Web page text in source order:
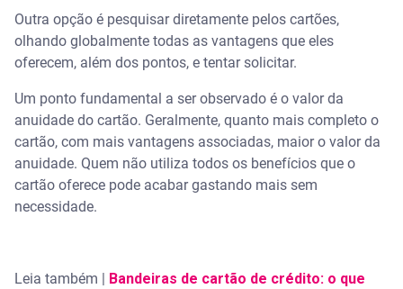
Outra opção é pesquisar diretamente pelos cartões,
olhando globalmente todas as vantagens que eles
oferecem, além dos pontos, e tentar solicitar.
Um ponto fundamental a ser observado é o valor da
anuidade do cartão. Geralmente, quanto mais completo o
cartão, com mais vantagens associadas, maior o valor da
anuidade. Quem não utiliza todos os benefícios que o
cartão oferece pode acabar gastando mais sem
necessidade.
Leia também |
Bandeiras de cartão de crédito: o que